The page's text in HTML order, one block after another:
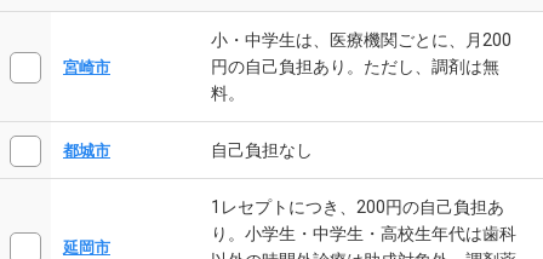
宮崎市
小・中学生は、医療機関ごとに、月200
円の自己負担あり。ただし、調剤は無
料。
都城市 自己負担なし
延岡市
1レセプトにつき、200円の自己負担あ
り。小学生・中学生・高校生年代は歯科